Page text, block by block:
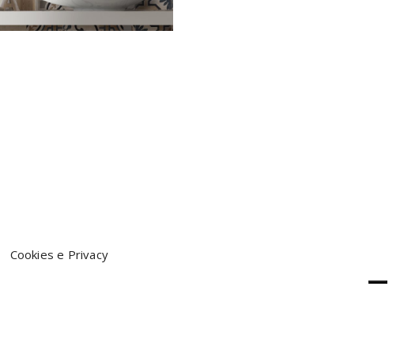
Cookies e Privacy